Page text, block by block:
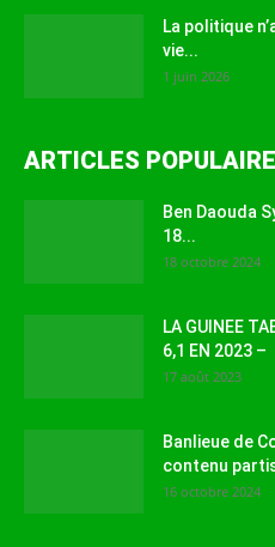
La politique
vie...
1 juin 2026
ARTICLES
Ben Daouda
18...
18 octobre 2024
LA GUINEE
6,1 EN 2023 –
17 août 2023
Banlieue de
contenu
16 octobre 2024